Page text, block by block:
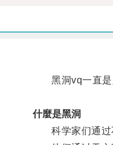
黑洞vq一直是
什麼是黑洞
科学家们通过